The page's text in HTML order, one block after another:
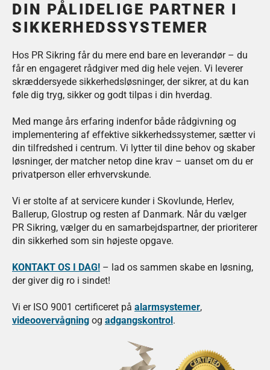
DIN PÅLIDELIGE PARTNER I
SIKKERHEDSSYSTEMER
Hos PR Sikring får du mere end bare en leverandør – du
får en engageret rådgiver med dig hele vejen. Vi leverer
skræddersyede sikkerhedsløsninger, der sikrer, at du kan
føle dig tryg, sikker og godt tilpas i din hverdag.
Med mange års erfaring indenfor både rådgivning og
implementering af effektive sikkerhedssystemer, sætter vi
din tilfredshed i centrum. Vi lytter til dine behov og skaber
løsninger, der matcher netop dine krav – uanset om du er
privatperson eller erhvervskunde.
Vi er stolte af at servicere kunder i Skovlunde, Herlev,
Ballerup, Glostrup og resten af Danmark. Når du vælger
PR Sikring, vælger du en samarbejdspartner, der prioriterer
din sikkerhed som sin højeste opgave.
KONTAKT OS I DAG! – lad os sammen skabe en løsning,
der giver dig ro i sindet!
Vi er ISO 9001 certificeret på alarmsystemer,
videoovervågning og adgangskontrol.